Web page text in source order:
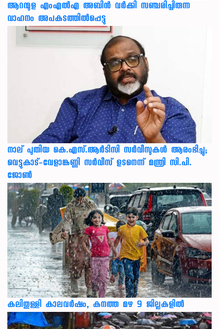
ആറന്മുള എംഎൽഎ അബിൻ വർക്കി സഞ്ചരിച്ചിരുന്ന
വാഹനം അപകടത്തിൽപ്പെട്ടു
നാല് പുതിയ കെ.എസ്.ആർടിസി സർവീസുകൾ ആരംഭിച്ചു;
വെട്ടുകാട്-വേളാങ്കണ്ണി സർവീസ് ഉടനെന്ന് മന്ത്രി സി.പി.
ജോൺ
കലിതുള്ളി കാലവർഷം, കനത്ത മഴ 9 ജില്ലകളിൽ